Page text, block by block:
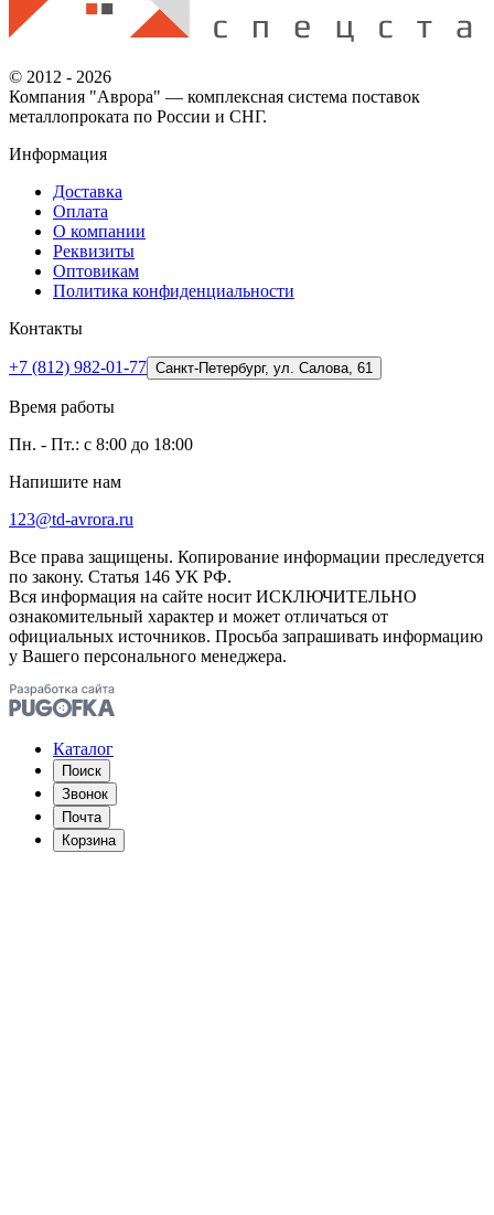
© 2012 - 2026
Компания "Аврора" — комплексная система поставок
металлопроката по России и СНГ.
Информация
Доставка
Оплата
О компании
Реквизиты
Оптовикам
Политика конфиденциальности
Контакты
+7 (812) 982-01-77 Санкт-Петербург, ул. Салова, 61
Время работы
Пн. - Пт.: с 8:00 до 18:00
Напишите нам
123@td-avrora.ru
Все права защищены. Копирование информации преследуется
по закону. Статья 146 УК РФ.
Вся информация на сайте носит ИСКЛЮЧИТЕЛЬНО
ознакомительный характер и может отличаться от
официальных источников. Просьба запрашивать информацию
у Вашего персонального менеджера.
Каталог
Поиск
Звонок
Почта
Корзина